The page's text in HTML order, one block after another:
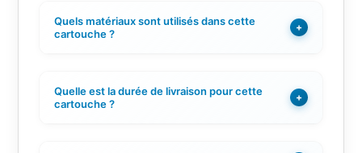
Quels matériaux sont utilisés dans cette
cartouche ?
+
Quelle est la durée de livraison pour cette
cartouche ?
+